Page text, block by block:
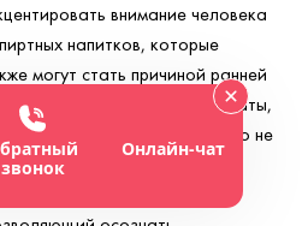
внимание человека
напитков, которые
могут стать причиной ранней
даже свои результаты,
на лечение. Если это не
консультантов. Ими
интервенция. Это
звонок
Онлайн-чат